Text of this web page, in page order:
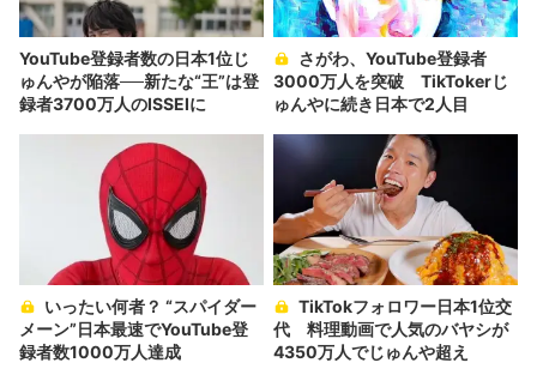
YouTube登録者数の日本1位じ
ゅんやが陥落──新たな“王”は登
録者3700万人のISSEIに
3000万人を突破 TikTokerじ
ゅんやに続き日本で2人目
メーン”日本最速でYouTube登
録者数1000万人達成
代 料理動画で人気のバヤシが
4350万人でじゅんや超え